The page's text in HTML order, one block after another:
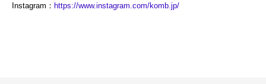
Instagram： https://www.instagram.com/komb.jp/